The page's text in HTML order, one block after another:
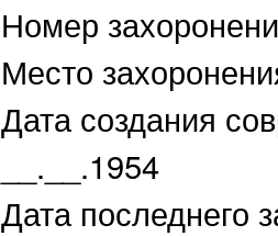
Номер
Место
Дата создания
__.__.1954
Дата последнего